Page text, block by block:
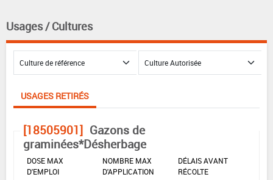
Usages / Cultures
USAGES RETIRÉS
[18505901] Gazons de
graminées*Désherbage
DOSE MAX
D'EMPLOI
NOMBRE MAX
D'APPLICATION
DÉLAIS AVANT
RÉCOLTE